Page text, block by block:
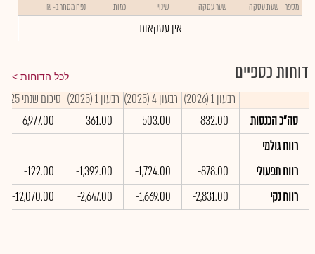
מספר שעת עסקה שער עסקה שינוי כמות נפח מסחר ב- ₪
אין עסקאות
דוחות כספיים לכל הדוחות
רבעון 1 (2026) רבעון 4 (2025) רבעון 1 (2025)
סיכום שנתי 2025
סה"כ הכנסות
832.00
503.00
361.00
6,977.00
רווח גולמי
רווח תפעולי
-878.00
-1,724.00
-1,392.00
-122.00
רווח נקי
-2,831.00
-1,669.00
-2,647.00
-12,070.00